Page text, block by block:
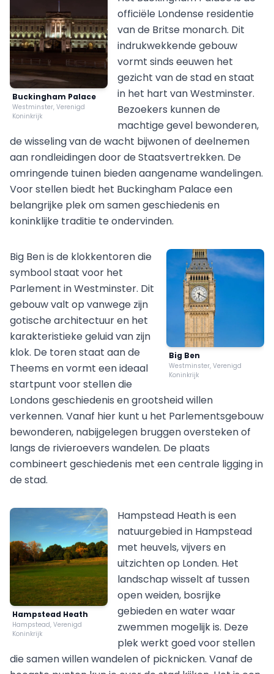
Buckingham Palace
Westminster, Verenigd
Koninkrijk
officiële Londense residentie
van de Britse monarch. Dit
indrukwekkende gebouw
vormt sinds eeuwen het
gezicht van de stad en staat
in het hart van Westminster.
Bezoekers kunnen de
machtige gevel bewonderen,
de wisseling van de wacht bijwonen of deelnemen
aan rondleidingen door de Staatsvertrekken. De
omringende tuinen bieden aangename wandelingen.
Voor stellen biedt het Buckingham Palace een
belangrijke plek om samen geschiedenis en
koninklijke traditie te ondervinden.
Big Ben
Westminster, Verenigd
Koninkrijk
Big Ben is de klokkentoren die
symbool staat voor het
Parlement in Westminster. Dit
gebouw valt op vanwege zijn
gotische architectuur en het
karakteristieke geluid van zijn
klok. De toren staat aan de
Theems en vormt een ideaal
startpunt voor stellen die
Londons geschiedenis en grootsheid willen
verkennen. Vanaf hier kunt u het Parlementsgebouw
bewonderen, nabijgelegen bruggen oversteken of
langs de rivieroevers wandelen. De plaats
combineert geschiedenis met een centrale ligging in
de stad.
Hampstead Heath
Hampstead, Verenigd
Koninkrijk
Hampstead Heath is een
natuurgebied in Hampstead
met heuvels, vijvers en
uitzichten op Londen. Het
landschap wisselt af tussen
open weiden, bosrijke
gebieden en water waar
zwemmen mogelijk is. Deze
plek werkt goed voor stellen
die samen willen wandelen of picknicken. Vanaf de